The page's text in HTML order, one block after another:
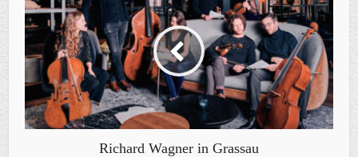
Richard Wagner in Grassau